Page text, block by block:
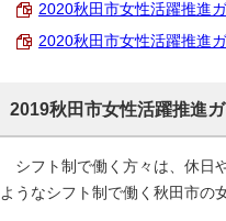
2020秋田市女性活躍推進
2020秋田市女性活躍推進
2019秋田市女性活躍推進
シフト制で働く方々は、休日
ようなシフト制で働く秋田市の